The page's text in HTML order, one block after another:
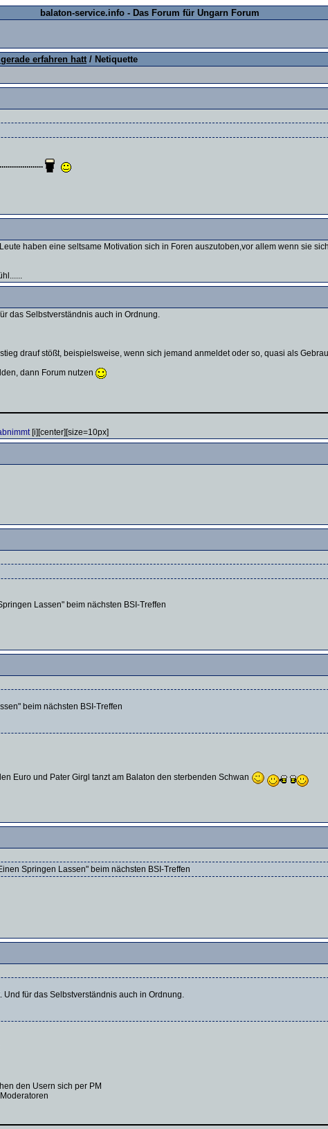
balaton-service.info - Das Forum für Ungarn Forum
erfahren hatt / Netiquette
haben eine seltsame Motivation sich in Foren auszutoben,vor allem wenn sie
das Selbstverständnis auch in Ordnung.
drauf stößt, beispielsweise, wenn sich jemand anmeldet oder so, quasi als
dann Forum nutzen
[i][center][size=10px]
Lassen" beim nächsten BSI-Treffen
beim nächsten BSI-Treffen
Euro und Pater Girgl tanzt am Balaton den sterbenden Schwan
Springen Lassen" beim nächsten BSI-Treffen
für das Selbstverständnis auch in Ordnung.
den Usern sich per PM